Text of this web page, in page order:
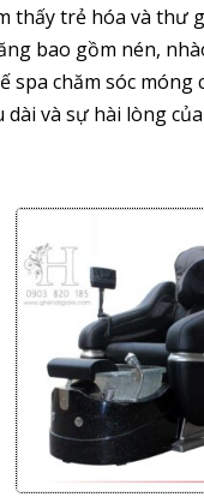
trẻ hóa và thư
bao gồm nén,
chăm sóc
và sự hài lòng
Giảm giá!